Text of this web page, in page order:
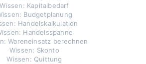
Wissen: Kapitalbedarf
Budgetplanung
Handelskalkulation
Handelsspanne
Wareneinsatz berechnen
Wissen: Skonto
Wissen: Quittung